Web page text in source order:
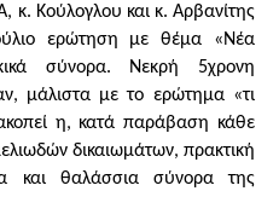
κ. Κούλογλου και κ. Αρβανίτης
ερώτηση με θέμα «Νέα
σύνορα. Νεκρή 5χρονη
μάλιστα με το ερώτημα «τι
η, κατά παράβαση κάθε
δικαιωμάτων, πρακτική
και θαλάσσια σύνορα της